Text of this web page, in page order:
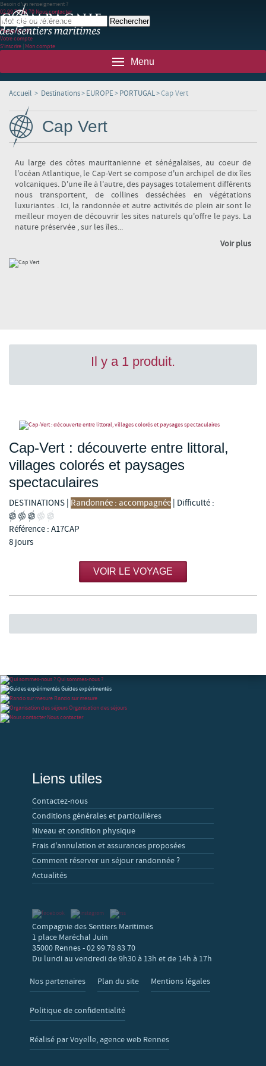
Besoin d'un renseignement ?
02 99 78 83 70 Nous contacter
Panier(0)(0)
Votre compte
S'inscrire | Mon compte
Menu
Accueil > Destinations>EUROPE>PORTUGAL>Cap Vert
Cap Vert
Au large des côtes mauritanienne et sénégalaises, au coeur de
l'océan Atlantique, le Cap-Vert se compose d'un archipel de dix îles
volcaniques. D'une île à l'autre, des paysages totalement différents
nous transportent, de collines desséchées en végétations
luxuriantes . Ici, la randonnée et autre activités de plein air sont le
meilleur moyen de découvrir les sites naturels qu'offre le pays. La
nature préservée , sur les îles...
Voir plus
Il y a 1 produit.
Cap-Vert : découverte entre littoral,
villages colorés et paysages
spectaculaires
DESTINATIONS | Randonnée : accompagnée | Difficulté :
Référence : A17CAP
8 jours
VOIR LE VOYAGE
Qui sommes-nous ?
Guides expérimentés
Rando sur mesure
Organisation des séjours
Nous contacter
Liens utiles
Contactez-nous
Conditions générales et particulières
Niveau et condition physique
Frais d'annulation et assurances proposées
Comment réserver un séjour randonnée ?
Actualités
Compagnie des Sentiers Maritimes
1 place Maréchal Juin
35000 Rennes - 02 99 78 83 70
Du lundi au vendredi de 9h30 à 13h et de 14h à 17h
Nos partenaires Plan du site Mentions légales
Politique de confidentialité
Réalisé par Voyelle, agence web Rennes